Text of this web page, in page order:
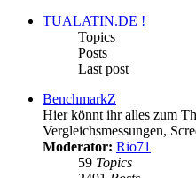
TUALATIN.DE !
Topics
Posts
Last post
BenchmarkZ
Hier könnt ihr alles zum
Vergleichsmessungen,
Moderator: Rio71
59 Topics